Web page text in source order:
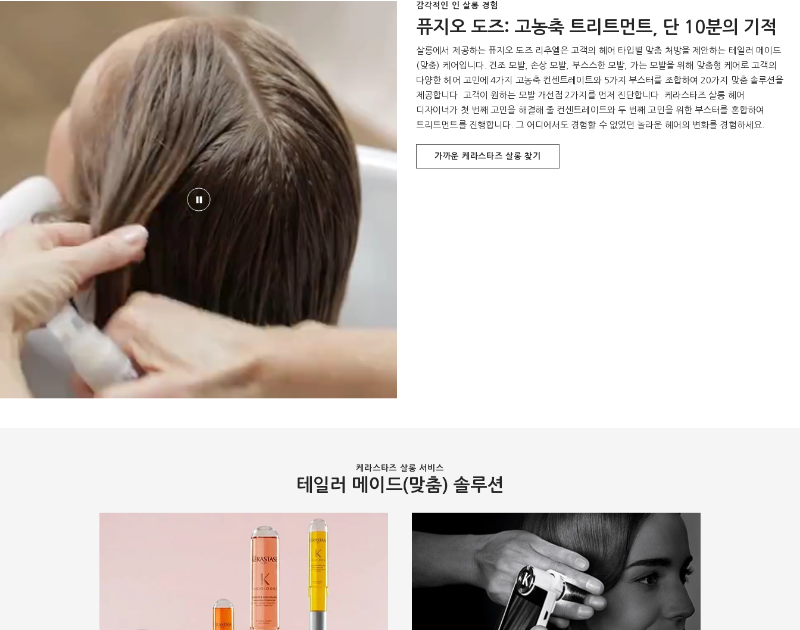
감각적인 인 살롱 경험
퓨지오 도즈: 고농축 트리트먼트, 단 10분의 기적
살롱에서 제공하는 퓨지오 도즈 리추엘은 고객의 헤어 타입별 맞춤 처방을 제안하는 테일러 메이드
(맞춤) 케어입니다. 건조 모발, 손상 모발, 부스스한 모발, 가는 모발을 위해 맞춤형 케어로 고객의
다양한 헤어 고민에 4가지 고농축 컨센트레이트와 5가지 부스터를 조합하여 20가지 맞춤 솔루션을
제공합니다. 고객이 원하는 모발 개선점 2가지를 먼저 진단합니다. 케라스타즈 살롱 헤어
디자이너가 첫 번째 고민을 해결해 줄 컨센트레이트와 두 번째 고민을 위한 부스터를 혼합하여
트리트먼트를 진행합니다. 그 어디에서도 경험할 수 없었던 놀라운 헤어의 변화를 경험하세요.
가까운 케라스타즈 살롱 찾기
케라스타즈 살롱 서비스
테일러 메이드(맞춤) 솔루션